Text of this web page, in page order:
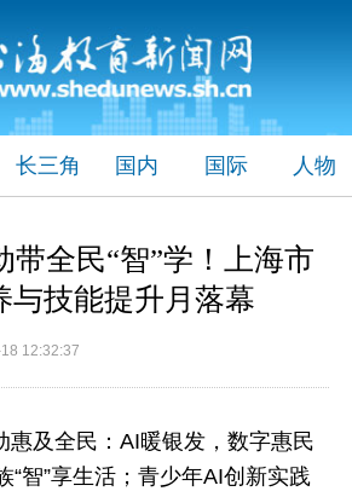
长三角 国内 国际 人物
带全民“智”学！上海市
与技能提升月落幕
12:32:37
惠及全民：AI暖银发，数字惠民
“智”享生活；青少年AI创新实践